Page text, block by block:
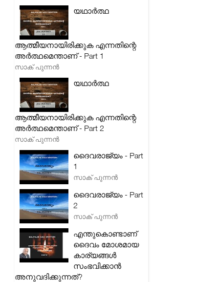
യഥാർത്ഥ
ആത്മീയനായിരിക്കുക എന്നതിന്റെ
അർത്ഥമെന്താണ് - Part 1
സാക് പുന്നൻ
യഥാർത്ഥ
ആത്മീയനായിരിക്കുക എന്നതിന്റെ
അർത്ഥമെന്താണ് - Part 2
സാക് പുന്നൻ
ദൈവരാജ്യം - Part
1
സാക് പുന്നൻ
ദൈവരാജ്യം - Part
2
സാക് പുന്നൻ
എന്തുകൊണ്ടാണ്
ദൈവം മോശമായ
കാര്യങ്ങൾ
സംഭവിക്കാൻ
അനുവദിക്കുന്നത്?